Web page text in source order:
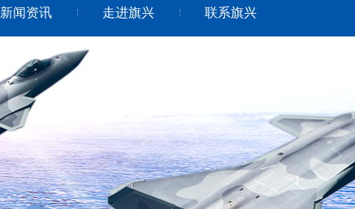
新闻资讯 走进旗兴 联系旗兴